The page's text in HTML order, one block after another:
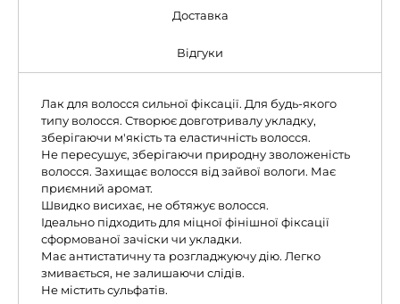
Доставка
Відгуки
Лак для волосся сильної фіксації. Для будь-якого
типу волосся. Створює довготривалу укладку,
зберігаючи м'якість та еластичність волосся.
Не пересушує, зберігаючи природну зволоженість
волосся. Захищає волосся від зайвої вологи. Має
приємний аромат.
Швидко висихає, не обтяжує волосся.
Ідеально підходить для міцної фінішної фіксації
сформованої зачіски чи укладки.
Має антистатичну та розгладжуючу дію. Легко
змивається, не залишаючи слідів.
Не містить сульфатів.